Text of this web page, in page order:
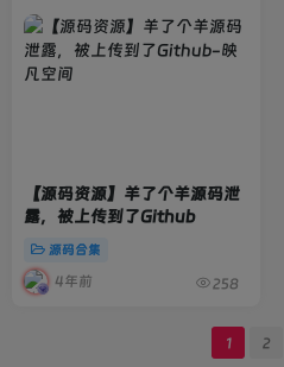
【源码资源】羊了个羊源码泄
露，被上传到了Github
源码合集
4年前 258
1 2